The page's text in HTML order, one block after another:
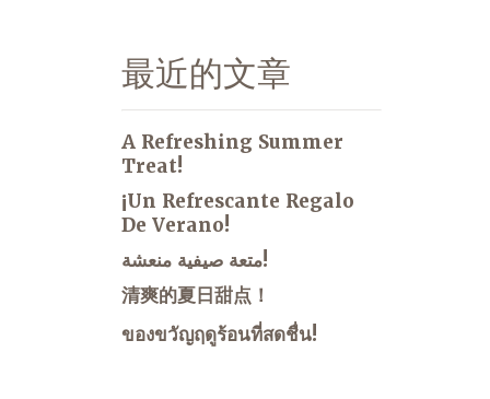
最近的文章
A Refreshing Summer
Treat!
¡Un Refrescante Regalo
De Verano!
متعة صيفية منعشة!
清爽的夏日甜点！
ของขวัญฤดูร้อนที่สดชื่น!